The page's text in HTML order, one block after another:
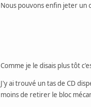
Nous pouvons enfin jeter
Comme je le disais plus tôt
J'y ai trouvé un tas de CD
moins de retirer le bloc